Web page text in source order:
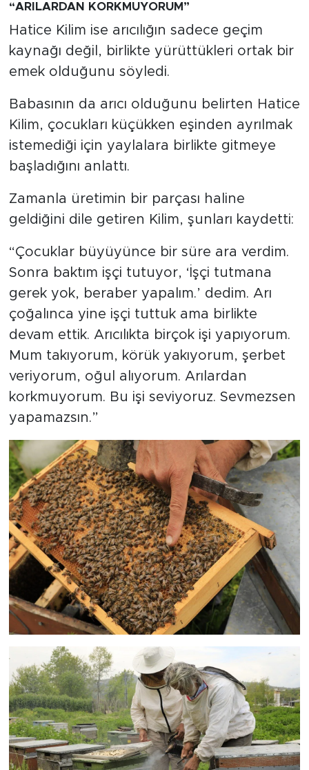
“ARILARDAN KORKMUYORUM”
Hatice Kilim ise arıcılığın sadece geçim
kaynağı değil, birlikte yürüttükleri ortak bir
emek olduğunu söyledi.
Babasının da arıcı olduğunu belirten Hatice
Kilim, çocukları küçükken eşinden ayrılmak
istemediği için yaylalara birlikte gitmeye
başladığını anlattı.
Zamanla üretimin bir parçası haline
geldiğini dile getiren Kilim, şunları kaydetti:
“Çocuklar büyüyünce bir süre ara verdim.
Sonra baktım işçi tutuyor, ‘İşçi tutmana
gerek yok, beraber yapalım.’ dedim. Arı
çoğalınca yine işçi tuttuk ama birlikte
devam ettik. Arıcılıkta birçok işi yapıyorum.
Mum takıyorum, körük yakıyorum, şerbet
veriyorum, oğul alıyorum. Arılardan
korkmuyorum. Bu işi seviyoruz. Sevmezsen
yapamazsın.”